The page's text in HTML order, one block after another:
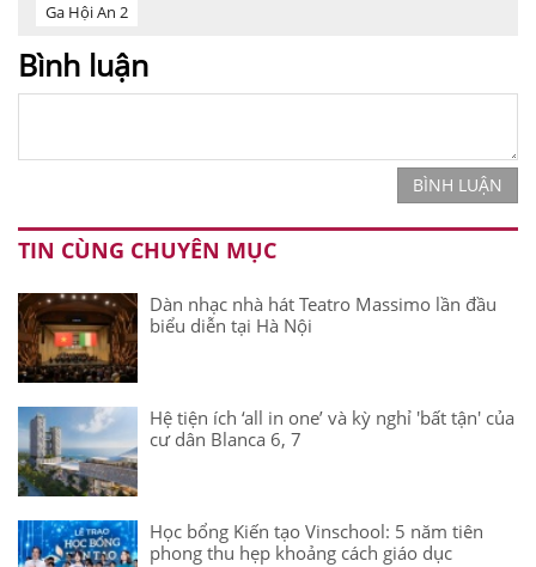
Ga Hội An 2
Bình luận
BÌNH LUẬN
TIN CÙNG CHUYÊN MỤC
Dàn nhạc nhà hát Teatro Massimo lần đầu
biểu diễn tại Hà Nội
Hệ tiện ích ‘all in one’ và kỳ nghỉ 'bất tận' của
cư dân Blanca 6, 7
Học bổng Kiến tạo Vinschool: 5 năm tiên
phong thu hẹp khoảng cách giáo dục